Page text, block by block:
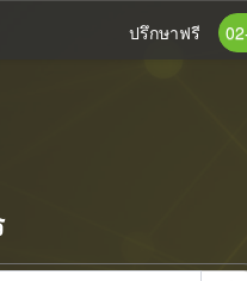
ปรึกษาฟรี